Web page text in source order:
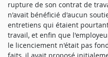
rupture de son contrat de
n'avait bénéficié d'aucun
entretiens qui étaient
travail, et enfin que
le licenciement n'était pas